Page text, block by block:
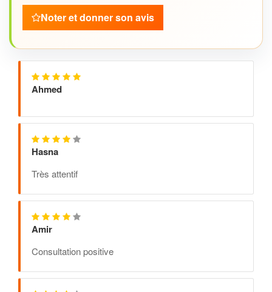
Noter et donner son avis
Ahmed
Hasna
Très attentif
Amir
Consultation positive